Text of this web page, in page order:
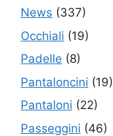
News (337)
Occhiali (19)
Padelle (8)
Pantaloncini (19)
Pantaloni (22)
Passeggini (46)